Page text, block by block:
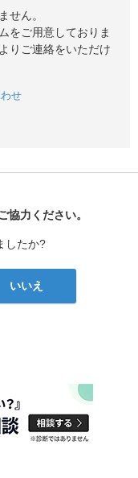
せん。
をご用意しておりま
りご連絡をいただけ
せ
協力ください。
したか?
いいえ